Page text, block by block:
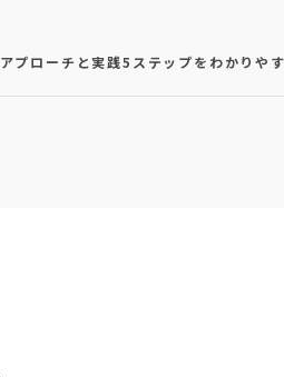
プローチと実践5ステップをわかりや